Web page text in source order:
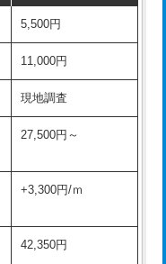
55,000円
+11,000円
66,000円
22,000円+材料費
16,500円
5,500円
11,000円
現地調査
27,500円～
+3,300円/ｍ
42,350円